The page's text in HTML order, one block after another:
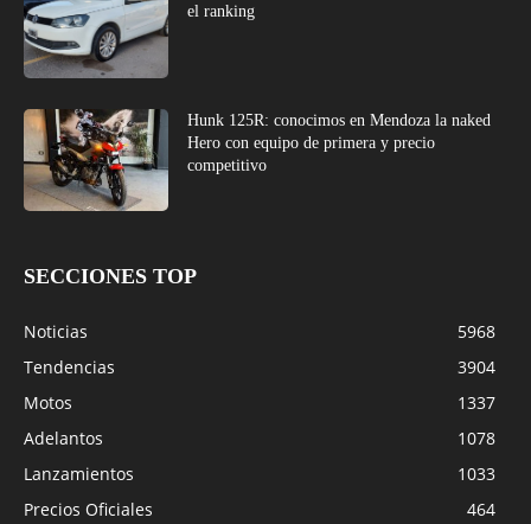
el ranking
Hunk 125R: conocimos en Mendoza la naked
Hero con equipo de primera y precio
competitivo
SECCIONES TOP
Noticias
5968
Tendencias
3904
Motos
1337
Adelantos
1078
Lanzamientos
1033
Precios Oficiales
464